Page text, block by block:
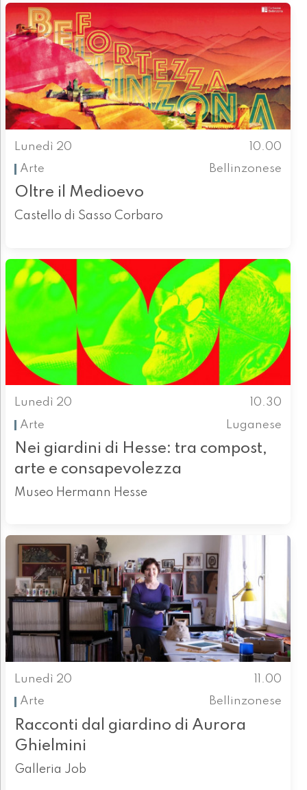
Lunedì 20
10.00
Arte
Bellinzonese
Oltre il Medioevo
Castello di Sasso Corbaro
Lunedì 20
10.30
Arte
Luganese
Nei giardini di Hesse: tra compost,
arte e consapevolezza
Museo Hermann Hesse
Lunedì 20
11.00
Arte
Bellinzonese
Racconti dal giardino di Aurora
Ghielmini
Galleria Job